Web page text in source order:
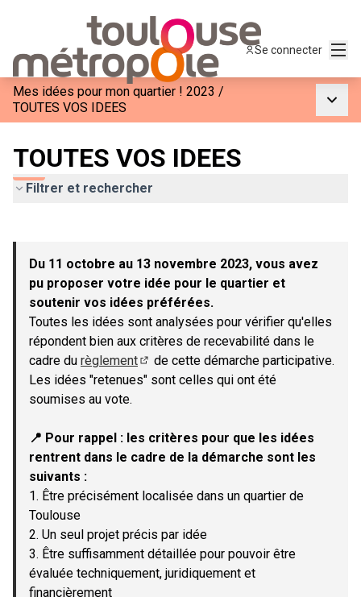
Se connecter
Mes idées pour mon quartier ! 2023 /
TOUTES VOS IDEES
TOUTES VOS IDEES
Filtrer et rechercher
−
Du 11 octobre au 13 novembre 2023, vous avez
pu proposer votre idée pour le quartier et
soutenir vos idées préférées.
Toutes les idées sont analysées pour vérifier qu'elles
répondent bien aux critères de recevabilité dans le
cadre du règlement
(Lien externe)
de cette démarche participative.
Les idées "retenues" sont celles qui ont été
soumises au vote.
📍 Pour rappel : les critères pour que les idées
rentrent dans le cadre de la démarche sont les
suivants :
1. Être précisément localisée dans un quartier de
Toulouse
2. Un seul projet précis par idée
3. Être suffisamment détaillée pour pouvoir être
évaluée techniquement, juridiquement et
financièrement